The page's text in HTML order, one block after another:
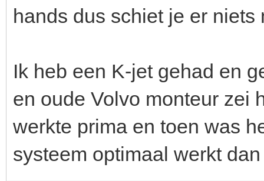
hands dus schiet je er
Ik heb een K-jet gehad en
en oude Volvo monteur zei
werkte prima en toen was
systeem optimaal werkt